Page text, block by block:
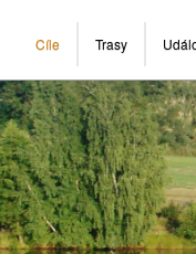
Cíle Trasy